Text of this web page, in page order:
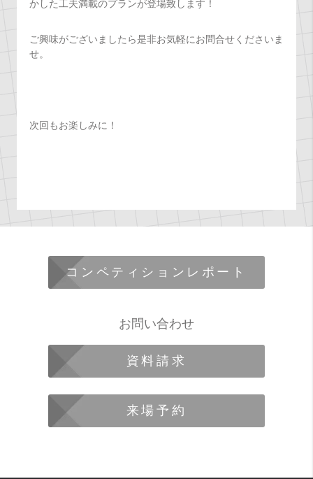
かした工夫満載のプランが登場致します！
ご興味がございましたら是非お気軽にお問合せくださいま
せ。
次回もお楽しみに！
コンペティションレポート
お問い合わせ
資料請求
来場予約